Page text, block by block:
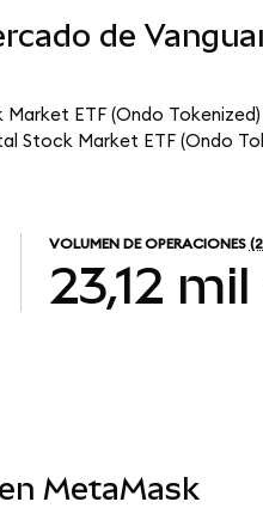
de
ETF (Ondo
Stock Market ETF (Ondo
VOLUMEN DE OPERACIONES
23,12 mil
MetaMask